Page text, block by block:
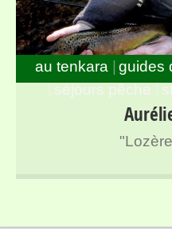
Guide de pêche à la
l’ensemble
au tenkara guides
séjours pêche